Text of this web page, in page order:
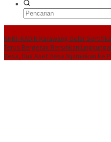
NHRI–KADIN Karawang Gelar
Terus Bergerak Bersihkan
Desa, Dua Aset Desa Dijaminkan ke